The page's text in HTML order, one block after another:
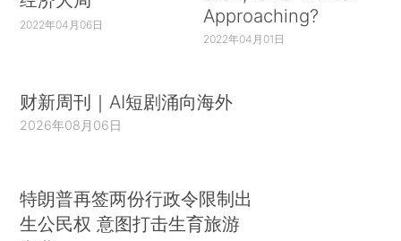
2022年04月06日
Approaching?
2022年04月01日
财新周刊｜AI短剧涌向海外
2026年08月06日
特朗普再签两份行政令限制出
生公民权 意图打击生育旅游